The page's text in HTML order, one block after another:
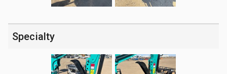
Specialty